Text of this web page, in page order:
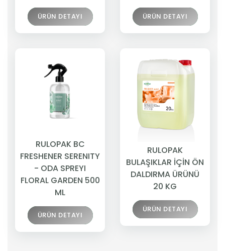
ÜRÜN DETAYI ÜRÜN DETAYI
RULOPAK BC
FRESHENER SERENITY
- ODA SPREYI
FLORAL GARDEN 500
ML
ÜRÜN DETAYI
RULOPAK
BULAŞIKLAR İÇİN ÖN
DALDIRMA ÜRÜNÜ
20 KG
ÜRÜN DETAYI